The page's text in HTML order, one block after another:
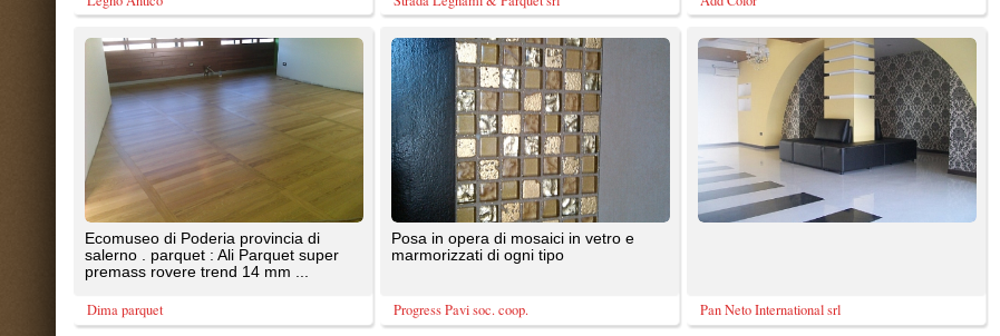
Eseguita paviimentazione in una
azzienda agricola
RIGHETTO s.n.c. di Righetto Andrea & c.
Pavimento in sampietrini in marmo di
apricena
PLM PAVIMENTI ARTISTICI
doussie 14 mm Ali Parquet prelevigato
con intarsio di un rosone di nostra
produzione , un ...
Dima parquet